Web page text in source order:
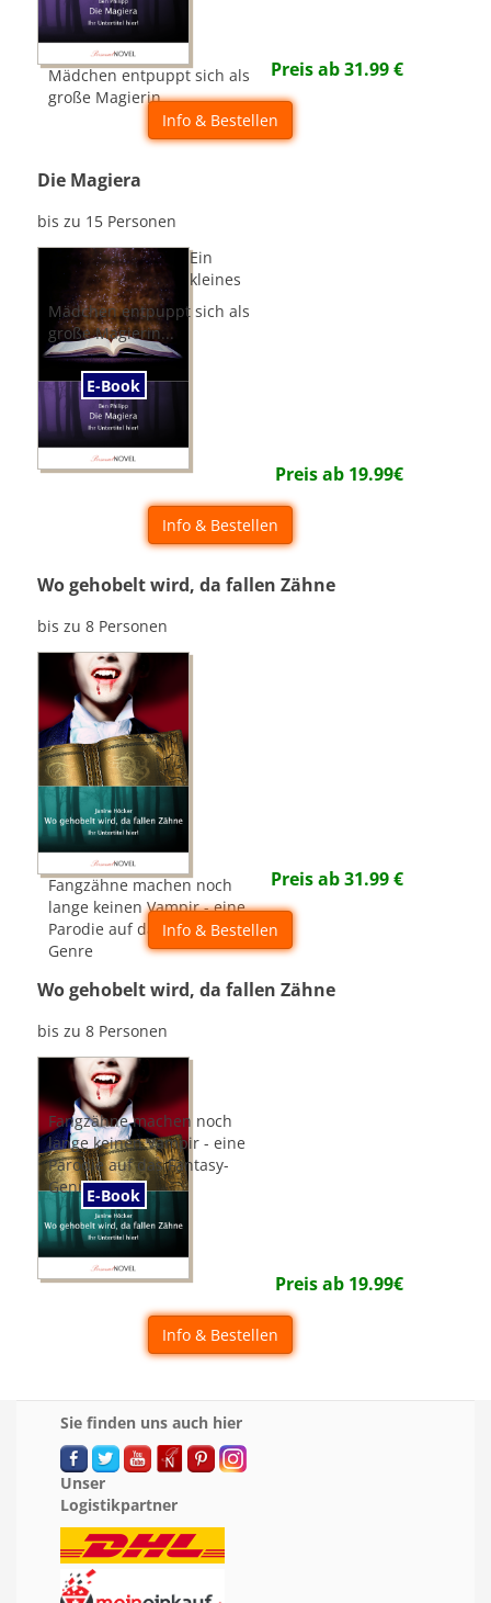
Mädchen entpuppt sich als
große Magierin...
Preis ab31.99€
Info & Bestellen
Die Magiera
bis zu 15 Personen
E-Book
Ein
kleines
Mädchen entpuppt sich als
große Magierin...
Preis ab 19.99€
Info & Bestellen
Wo gehobelt wird, da fallen Zähne
bis zu 8 Personen
Fangzähne machen noch
lange keinen Vampir - eine
Parodie auf das Fantasy-
Genre
Preis ab31.99€
Info & Bestellen
Wo gehobelt wird, da fallen Zähne
bis zu 8 Personen
E-Book
Fangzähne machen noch
lange keinen Vampir - eine
Parodie auf das Fantasy-
Genre
Preis ab 19.99€
Info & Bestellen
Sie finden uns auch hier
Unser
Logistikpartner